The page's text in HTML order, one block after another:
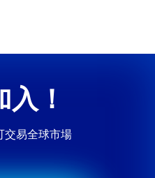
！
交易全球市場